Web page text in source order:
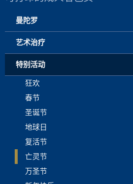
曼陀罗
艺术治疗
特别活动
狂欢
春节
圣诞节
地球日
复活节
亡灵节
万圣节